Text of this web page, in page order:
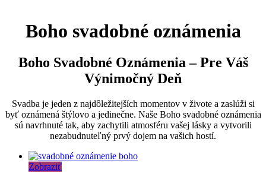
Boho svadobné oznámenia
Boho Svadobné Oznámenia – Pre Váš
Výnimočný Deň
Svadba je jeden z najdôležitejších momentov v živote a zaslúži si
byť oznámená štýlovo a jedinečne. Naše Boho svadobné oznámenia
sú navrhnuté tak, aby zachytili atmosféru vašej lásky a vytvorili
nezabudnuteľný prvý dojem na vašich hostí.
Zobraziť